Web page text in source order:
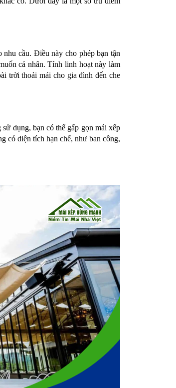
cầu. Điều này cho phép bạn tận
cá nhân. Tính linh hoạt này làm
trời thoải mái cho gia đình đến che
dụng, bạn có thể gấp gọn mái xếp
có diện tích hạn chế, như ban công,